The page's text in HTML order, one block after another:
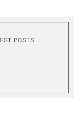
POSTS